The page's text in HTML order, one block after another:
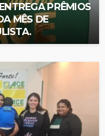
PRÊMIOS
MÊS DE